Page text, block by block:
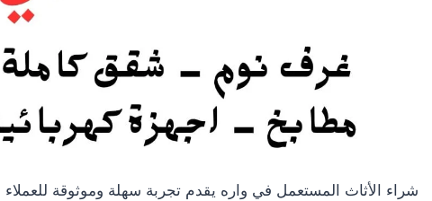
شراء الأثاث المستعمل في واره يقدم تجربة سهلة وموثوقة